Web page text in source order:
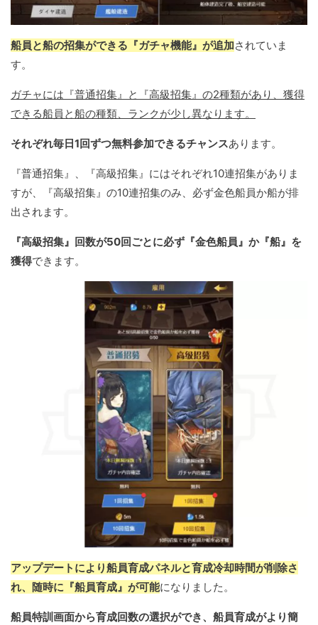
船員と船の招集ができる『ガチャ機能』が追加されていま
す。
ガチャには『普通招集』と『高級招集』の2種類があり、獲得
できる船員と船の種類、ランクが少し異なります。
それぞれ毎日1回ずつ無料参加できるチャンスあります。
『普通招集』、『高級招集』にはそれぞれ10連招集がありま
すが、『高級招集』の10連招集のみ、必ず金色船員か船が排
出されます。
『高級招集』回数が50回ごとに必ず『金色船員』か『船』を
獲得できます。
アップデートにより船員育成パネルと育成冷却時間が削除さ
れ、随時に『船員育成』が可能になりました。
船員特訓画面から育成回数の選択ができ、船員育成がより簡